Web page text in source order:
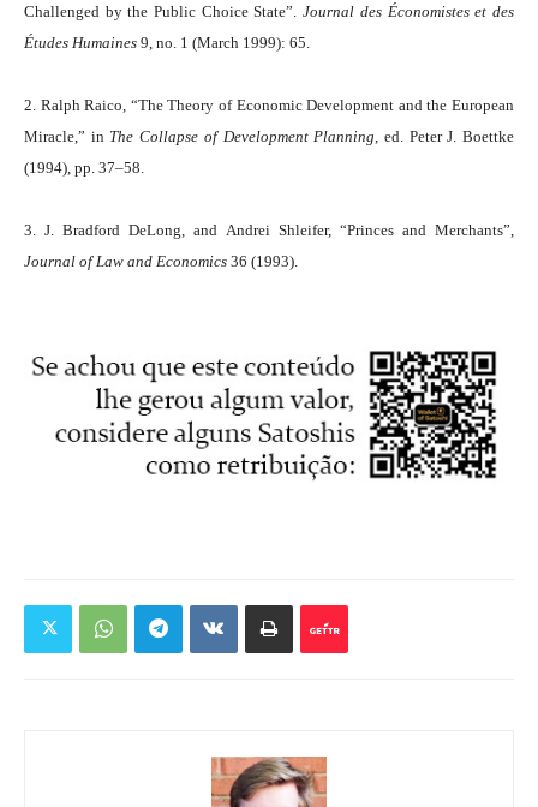
Challenged by the Public Choice State”.Journal des Économistes et des
Études Humaines 9, no. 1 (March 1999): 65.
2. Ralph Raico, “The Theory of Economic Development and the European
Miracle,” in The Collapse of Development Planning , ed. Peter J. Boettke
(1994), pp. 37–58.
3. J. Bradford DeLong, and Andrei Shleifer, “Princes and Merchants”,
Journal of Law and Economics 36 (1993).